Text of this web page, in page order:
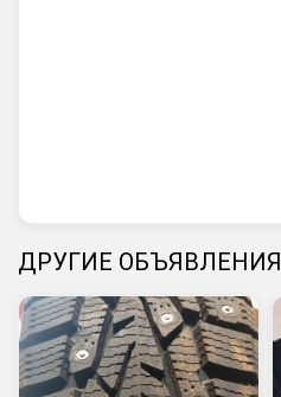
ДРУГИЕ ОБЪЯВЛЕНИЯ